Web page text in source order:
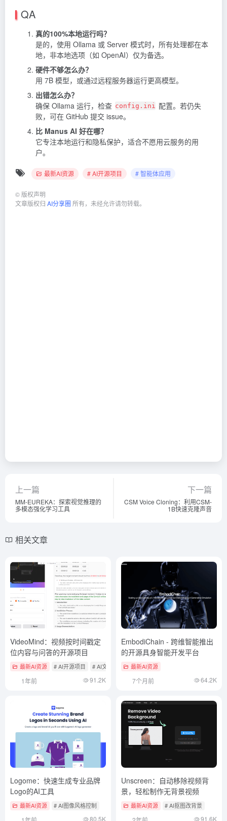
QA
真的100%本地运行吗？
是的，使用 Ollama 或 Server 模式时，所有处理都在本
地，非本地选项（如 OpenAI）仅为备选。
硬件不够怎么办？
用 7B 模型，或通过远程服务器运行更高模型。
出错怎么办？
确保 Ollama 运行，检查 config.ini 配置。若仍失
败，可在 GitHub 提交 issue。
比 Manus AI 好在哪？
它专注本地运行和隐私保护，适合不愿用云服务的用
户。
最新AI资源 # AI开源项目 # 智能体应用
© 版权声明
文章版权归 AI分享圈 所有，未经允许请勿转载。
上一篇
MM-EUREKA：探索视觉推理的
多模态强化学习工具
下一篇
CSM Voice Cloning：利用CSM-
1B快速克隆声音
相关文章
VideoMind：视频按时间戳定
位内容与问答的开源项目
最新AI资源 # AI开源项目 # AI文本与音频/视频总结工具
1年前 91.2K
EmbodiChain - 跨维智能推出
的开源具身智能开发平台
最新AI资源
7个月前 64.2K
Logome：快速生成专业品牌
Logo的AI工具
最新AI资源 # AI图像风格控制
80.5K
Unscreen：自动移除视频背
景，轻松制作无背景视频
最新AI资源 # AI抠图改背景
91.6K